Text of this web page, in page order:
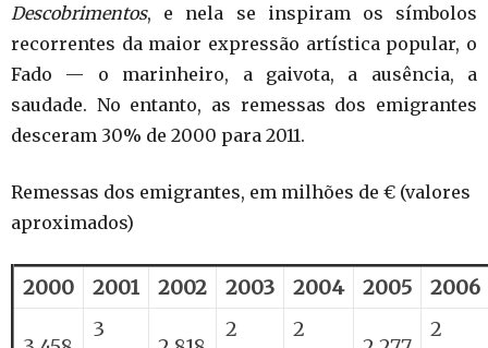
Descobrimentos, e nela se inspiram os símbolos
recorrentes da maior expressão artística popular, o
Fado — o marinheiro, a gaivota, a ausência, a
saudade. No entanto, as remessas dos emigrantes
desceram 30% de 2000 para 2011.
Remessas dos emigrantes, em milhões de € (valores
aproximados)
2000 2001 2002 2003 2004 2005 2006
3 2 2 2